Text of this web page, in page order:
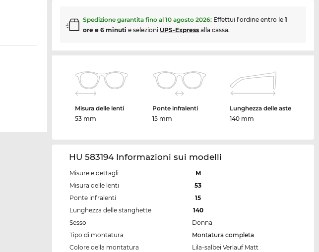
Spedizione garantita fino al10 agosto 2026: Effettui l’ordine entro le1
ore e 6 minuti e selezioni UPS-Express alla cassa.
Misura delle lenti
53 mm
Ponte infralenti
15 mm
Lunghezza delle aste
140 mm
HU 583194 Informazioni sui modelli
Misure e dettagli
M
Misura delle lenti
53
Ponte infralenti
15
Lunghezza delle stanghette
140
Sesso
Donna
Tipo di montatura
Montatura completa
Colore della montatura
Lila-salbei Verlauf Matt